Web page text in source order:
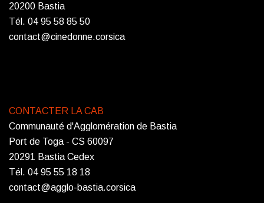
20200 Bastia
Tél. 04 95 58 85 50
contact@cinedonne.corsica
CONTACTER LA CAB
Communauté d'Agglomération de Bastia
Port de Toga - CS 60097
20291 Bastia Cedex
Tél. 04 95 55 18 18
contact@agglo-bastia.corsica